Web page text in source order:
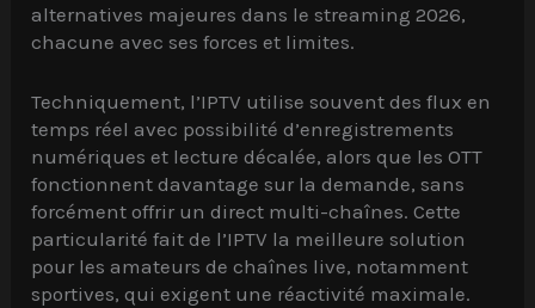
alternatives majeures dans le streaming 2026,
chacune avec ses forces et limites.
Techniquement, l’IPTV utilise souvent des flux en
temps réel avec possibilité d’enregistrements
numériques et lecture décalée, alors que les OTT
fonctionnent davantage sur la demande, sans
forcément offrir un direct multi-chaînes. Cette
particularité fait de l’IPTV la meilleure solution
pour les amateurs de chaînes live, notamment
sportives, qui exigent une réactivité maximale.